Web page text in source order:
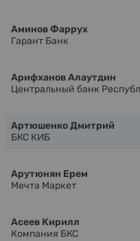
Аминов Фаррух
Гарант Банк
Арифханов Алаутдин
Центральный банк
Артюшенко Дмитрий
БКС КИБ
Арутюнян Ерем
Мечта Маркет
Асеев Кирилл
Компания БКС